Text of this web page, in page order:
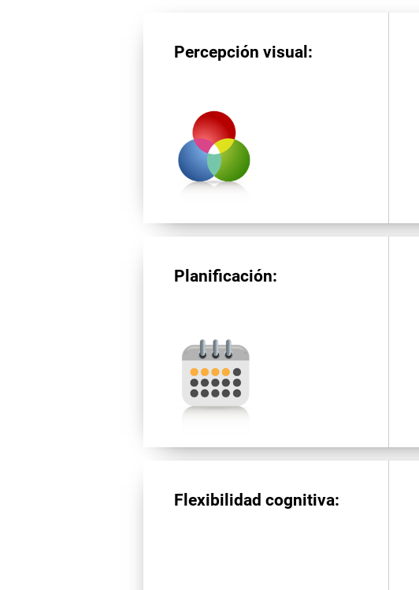
Percepción visual:
Planificación:
Flexibilidad cognitiva: